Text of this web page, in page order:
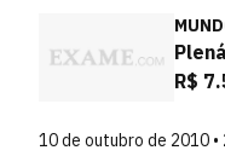
R$
10 de outubro de 2010